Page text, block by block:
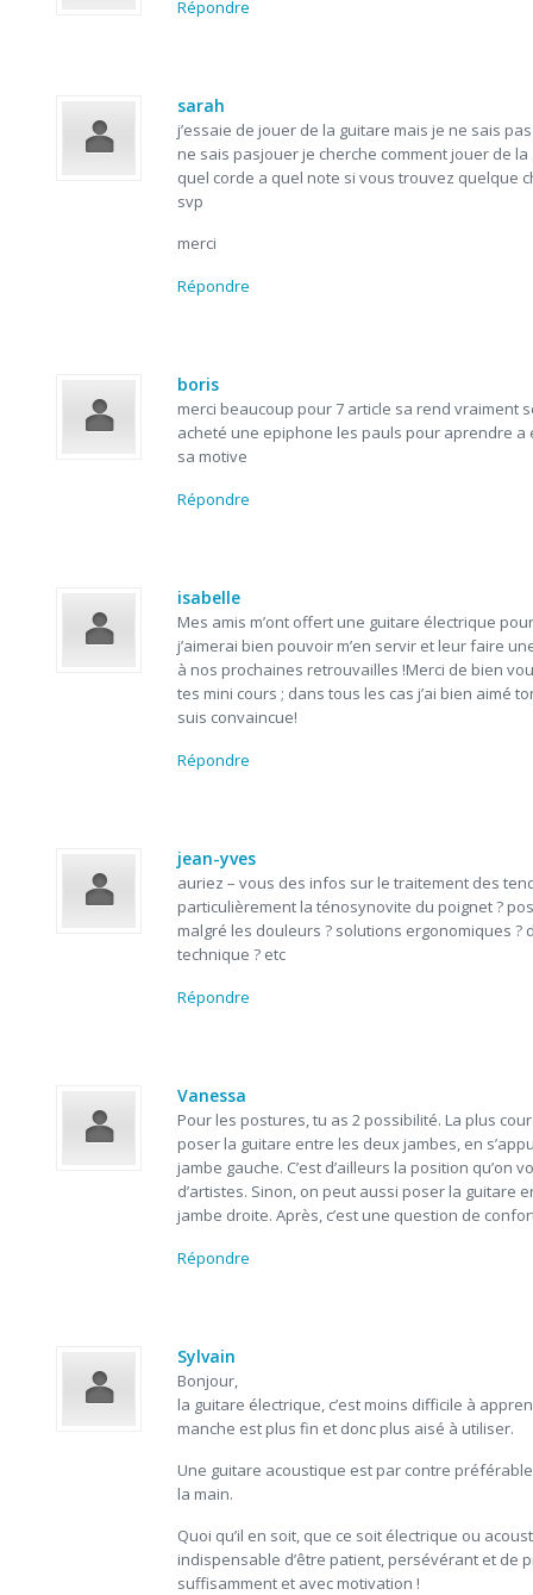
Répondre
sarah
j’essaie de jouer de la guitare mais je ne sais
ne sais pasjouer je cherche comment jouer de
quel corde a quel note si vous trouvez quelque
svp
merci
Répondre
boris
merci beaucoup pour 7 article sa rend vraiment
acheté une epiphone les pauls pour aprendre a
sa motive
Répondre
isabelle
Mes amis m’ont offert une guitare électrique
j’aimerai bien pouvoir m’en servir et leur faire
à nos prochaines retrouvailles !Merci de bien
tes mini cours ; dans tous les cas j’ai bien aimé
suis convaincue!
Répondre
jean-yves
auriez – vous des infos sur le traitement des
particulièrement la ténosynovite du poignet ?
malgré les douleurs ? solutions ergonomiques ?
technique ? etc
Répondre
Vanessa
Pour les postures, tu as 2 possibilité. La plus
poser la guitare entre les deux jambes, en
jambe gauche. C’est d’ailleurs la position qu’on
d’artistes. Sinon, on peut aussi poser la guitare
jambe droite. Après, c’est une question de
Répondre
Sylvain
Bonjour,
la guitare électrique, c’est moins difficile à
manche est plus fin et donc plus aisé à utiliser.
Une guitare acoustique est par contre
la main.
Quoi qu’il en soit, que ce soit électrique ou
indispensable d’être patient, persévérant et de
suffisamment et avec motivation !